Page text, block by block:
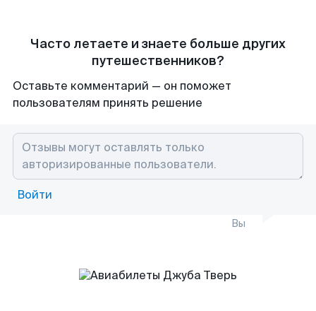
Часто летаете и знаете больше других
путешественников?
Оставьте комментарий — он поможет
пользователям принять решение
Войти
Вы